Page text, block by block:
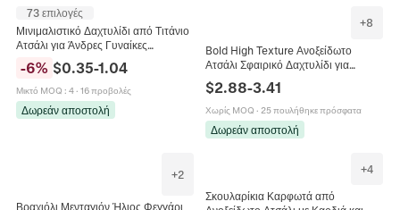
73 επιλογές
Μινιμαλιστικό Δαχτυλίδι από Τιτάνιο
Ατσάλι για Άνδρες Γυναίκες
Μοντέρνο Απλό Δαχτυλίδι Δακτύλου
Πολλαπλές Επιλογές Χρωμάτων
Κοσμήματα
-6% $0.35-1.04
Μικτό MOQ : 4· 16 προβολές
Δωρεάν αποστολή
+8
Bold High Texture Ανοξείδωτο
Ατσάλι Σφαιρικό Δαχτυλίδι για
Επίχρυσο Υπερβολικό Γεωμετρικό
Κοσμήματα
$2.88-3.41
Χωρίς MOQ · 25 πουλήθηκε πρόσφατα
Δωρεάν αποστολή
+2
Βραχιόλι Μενταγιόν Ήλιος Φεγγάρι
+4
Σκουλαρίκια Καρφωτά από